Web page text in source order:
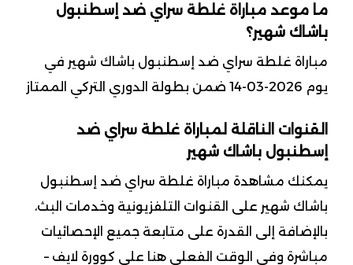
ما موعد مباراة غلطة سراي ضد إسطنبول
باشاك شهير؟
مباراة غلطة سراي ضد إسطنبول باشاك شهير في
يوم 2026-03-14 ضمن بطولة الدوري التركي الممتاز
القنوات الناقلة لمباراة غلطة سراي ضد
إسطنبول باشاك شهير
يمكنك مشاهدة مباراة غلطة سراي ضد إسطنبول
باشاك شهير على القنوات التلفزيونية وخدمات البث،
بالإضافة إلى القدرة على متابعة جميع الإحصائيات
مباشرة وفي الوقت الفعلي هنا على كوورة لايف –